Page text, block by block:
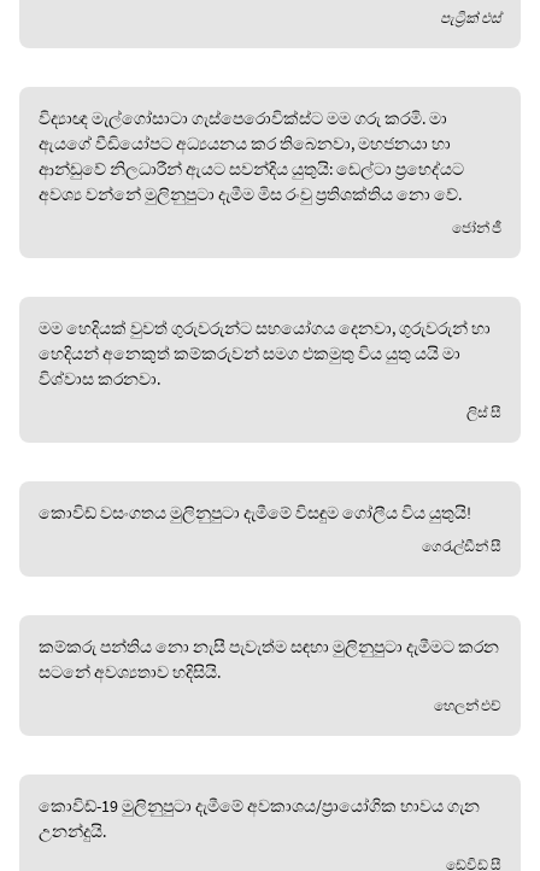
පැට්‍රික් එස්
විද්‍යාඥ මැල්ගෝසාටා ගැස්පෙරොවික්ස්ට මම ගරු කරමි. මා
ඇයගේ වීඩියෝපට අධ්‍යයනය කර තිබෙනවා, මහජනයා හා
ආන්ඩුවේ නිලධාරීන් ඇයට සවන්දිය යුතුයි: ඩෙල්ටා ප්‍රභෙද්යට
අවශ්‍ය වන්නේ මුලිනුපුටා දැමීම මිස රංචු ප්‍රතිශක්තිය නො වේ.
ජෝන් ජී
මම හෙදියක් වුවත් ගුරුවරුන්ට සහයෝගය දෙනවා, ගුරුවරුන් හා
හෙදියන් අනෙකුත් කම්කරුවන් සමග එකමුතු විය යුතු යයි මා
විශ්වාස කරනවා.
ලිස් සී
කොවිඩ් වසංගතය මුලිනුපුටා දැමීමේ විසඳුම ගෝලීය විය යුතුයි!
ගෙරැල්ඩීන් සී
කම්කරු පන්තිය නො නැසී පැවැත්ම සඳහා මුලිනුපුටා දැමීමට කරන
සටනේ අවශ්‍යතාව හදිසියි.
හෙලන් එච්
කොවිඩ්-19 මුලිනුපුටා දැමීමේ අවකාශය/ප්‍රායෝගික භාවය ගැන
උනන්දුයි.
ඩේවිඩ් සී